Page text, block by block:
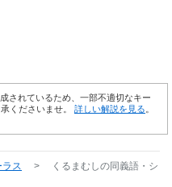
されているため、一部不適切なキー
くださいませ。 詳しい解説を見る
ラス > くるまむしの同義語・シ